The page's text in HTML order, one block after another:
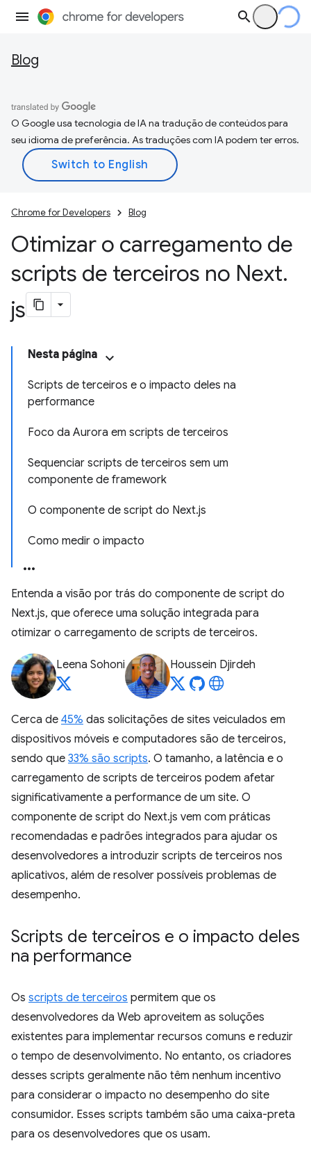
Blog
O Google usa tecnologia de IA na tradução de conteúdos para
seu idioma de preferência. As traduções com IA podem ter erros.
Chrome for Developers Blog
Otimizar o carregamento de
scripts de terceiros no Next.
js
Nesta página
Scripts de terceiros e o impacto deles na
performance
Foco da Aurora em scripts de terceiros
Sequenciar scripts de terceiros sem um
componente de framework
O componente de script do Next.js
Como medir o impacto
Entenda a visão por trás do componente de script do
Next.js, que oferece uma solução integrada para
otimizar o carregamento de scripts de terceiros.
Leena Sohoni Houssein Djirdeh
Cerca de 45% das solicitações de sites veiculados em
dispositivos móveis e computadores são de terceiros,
sendo que 33% são scripts. O tamanho, a latência e o
carregamento de scripts de terceiros podem afetar
significativamente a performance de um site. O
componente de script do Next.js vem com práticas
recomendadas e padrões integrados para ajudar os
desenvolvedores a introduzir scripts de terceiros nos
aplicativos, além de resolver possíveis problemas de
desempenho.
Scripts de terceiros e o impacto deles
na performance
Os scripts de terceiros permitem que os
desenvolvedores da Web aproveitem as soluções
existentes para implementar recursos comuns e reduzir
o tempo de desenvolvimento. No entanto, os criadores
desses scripts geralmente não têm nenhum incentivo
para considerar o impacto no desempenho do site
consumidor. Esses scripts também são uma caixa-preta
para os desenvolvedores que os usam.